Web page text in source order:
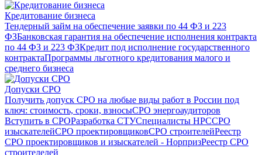
Кредитование бизнеса
Тендерный займ на обеспечение заявки по 44 ФЗ и 223
ФЗБанковская гарантия на обеспечение исполнения контракта
по 44 ФЗ и 223 ФЗКредит под исполнение государственного
контрактаПрограммы льготного кредитования малого и
среднего бизнеса
Допуски СРО
Получить допуск СРО на любые виды работ в России под
ключ: стоимость, сроки, взносыСРО энергоаудиторов
Вступить в СРОРазработка СТУСпециалисты НРССРО
изыскателейСРО проектировщиковСРО строителейРеестр
СРО проектировщиков и изыскателей - НорпризРеестр СРО
строителелей